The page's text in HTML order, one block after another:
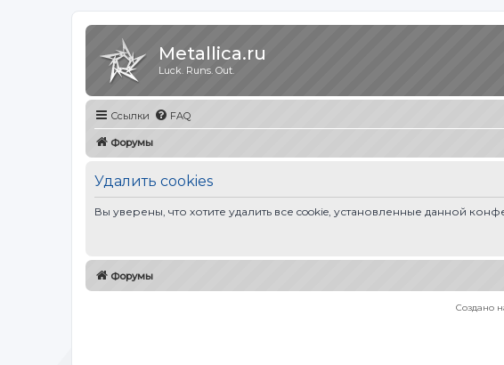
Metallica.ru
Luck. Runs. Out.
Ссылки FAQ
Форумы
Удалить cookies
Вы уверены, что хотите удалить все cookie, установленные данной
Форумы
Создано